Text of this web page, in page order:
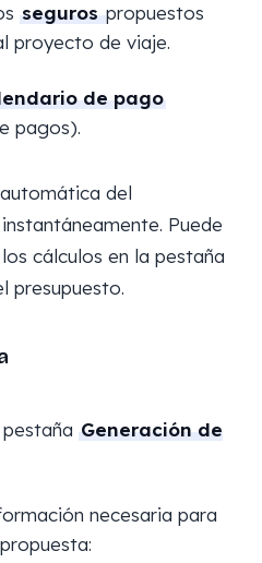
segurospropuestos
proyecto de viaje.
de pago
pagos).
del
Puede
cálculos en la pestaña
presupuesto.
Generación de
necesaria para